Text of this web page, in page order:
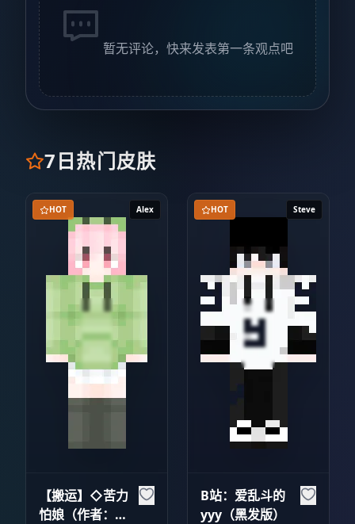
暂无评论，快来发表第一条观点吧
7日热门皮肤
Alex
HOT
【搬运】◇苦力
怕娘（作者：钻
Steve
HOT
B站：爱乱斗的
yyy（黑发版）